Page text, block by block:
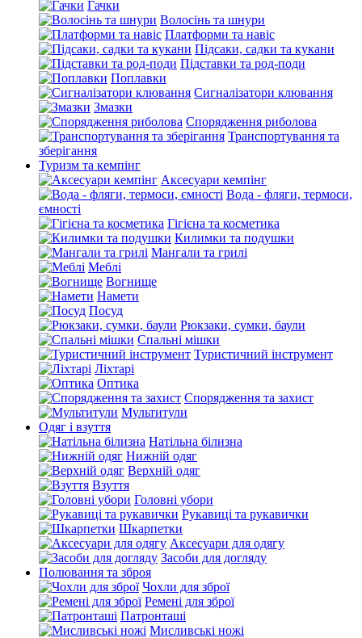
Гачки
Волосінь та шнури
Платформи та навіс
Підсаки, садки та кукани
Підставки та род-поди
Поплавки
Сигналізатори клювання
Змазки
Спорядження риболова
Транспортування та
зберігання
Туризм та кемпінг
Аксесуари кемпінг
Вода - фляги, термоси,
ємності
Гігієна та косметика
Килимки та подушки
Мангали та грилі
Меблі
Вогнище
Намети
Посуд
Рюкзаки, сумки, баули
Спальні мішки
Туристичний інструмент
Ліхтарі
Оптика
Спорядження та захист
Мультитули
Одяг і взуття
Натільна білизна
Нижній одяг
Верхній одяг
Взуття
Головні убори
Рукавиці та рукавички
Шкарпетки
Аксесуари для одягу
Засоби для догляду
Полювання та зброя
Чохли для зброї
Ремені для зброї
Патронташі
Мисливські ножі